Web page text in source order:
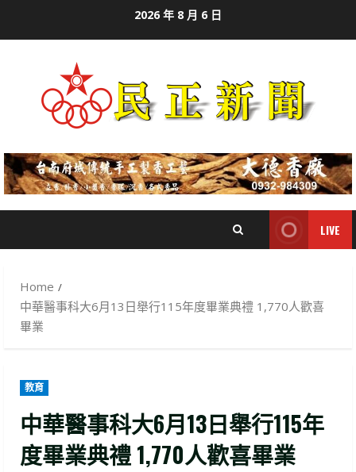
2026 年 8 月 6 日
LIVE
Home
中華醫事科大6月13日舉行115年度畢業典禮 1,770人歡喜
畢業
教育
中華醫事科大6月13日舉行115年
度畢業典禮 1,770人歡喜畢業